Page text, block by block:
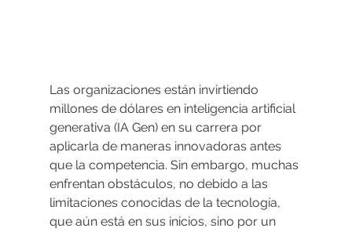
Las organizaciones están invirtiendo
millones de dólares en inteligencia artificial
generativa (IA Gen) en su carrera por
aplicarla de maneras innovadoras antes
que la competencia. Sin embargo, muchas
enfrentan obstáculos, no debido a las
limitaciones conocidas de la tecnología,
que aún está en sus inicios, sino por un